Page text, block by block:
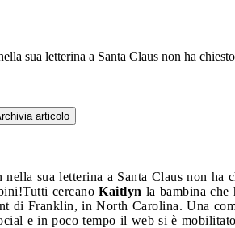
sua letterina a Santa Claus non ha
articolo
sua letterina a Santa Claus non
Tutti cercano Kaitlyn la bambina che
di Franklin, in North Carolina. Una
e in poco tempo il web si è